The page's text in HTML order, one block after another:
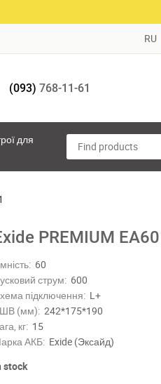
RU
(093) 768-11-61
для
PREMIUM
60
струм: 600
підключення: L+
(мм): 242*175*190
кг: 15
АКБ: Exide (Эксайд)
stock